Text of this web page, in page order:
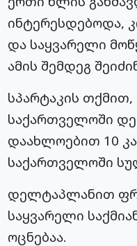
ინტერესდებოდა,
და საყვარელი
ამის შემდეგ
სპარტაკის
საქართველოში
დაახლოებით 10
საქართველოში
დელტაპლანით
საყვარელი
ოცნებაა.